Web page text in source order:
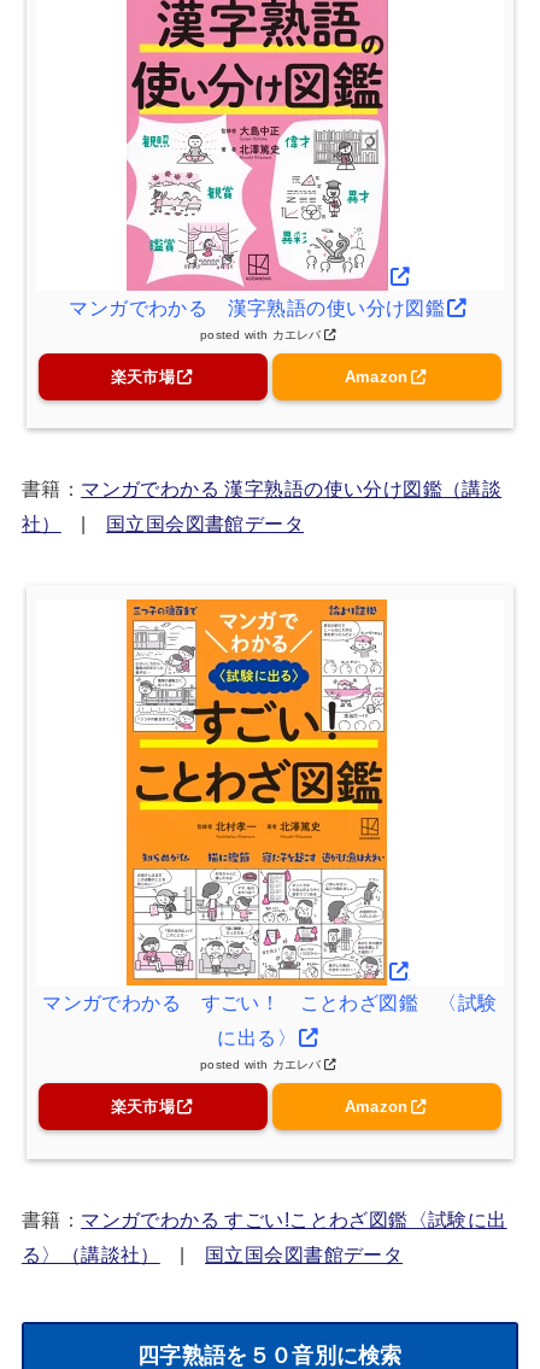
マンガでわかる 漢字熟語の使い分け図鑑
posted with カエレバ
楽天市場 Amazon
書籍： マンガでわかる 漢字熟語の使い分け図鑑（講談
社）
| 国立国会図書館データ
マンガでわかる すごい！ ことわざ図鑑 〈試験
に出る〉
posted with カエレバ
楽天市場 Amazon
書籍： マンガでわかる すごい!ことわざ図鑑〈試験に出
る〉（講談社）
| 国立国会図書館データ
四字熟語を５０音別に検索